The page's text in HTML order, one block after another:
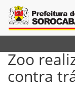
Zoo
contra